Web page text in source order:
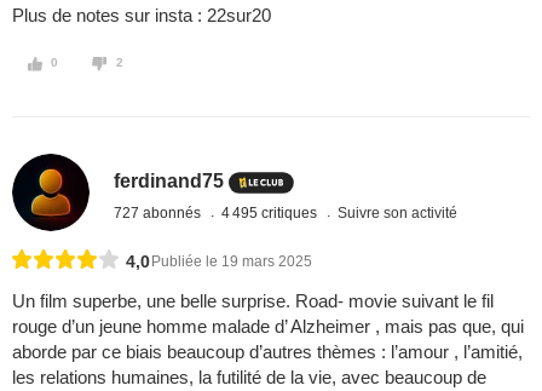
Plus de notes sur insta : 22sur20
0 2
ferdinand75
727 abonnés 4 495 critiques Suivre son activité
4,0 Publiée le 19 mars 2025
Un film superbe, une belle surprise. Road- movie suivant le fil
rouge d’un jeune homme malade d’ Alzheimer , mais pas que, qui
aborde par ce biais beaucoup d’autres thèmes : l’amour , l’amitié,
les relations humaines, la futilité de la vie, avec beaucoup de